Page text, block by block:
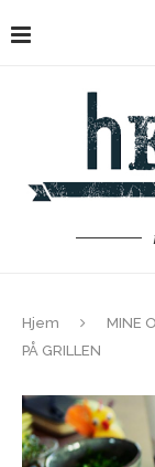
Hjem MINE
PÅ GRILLEN